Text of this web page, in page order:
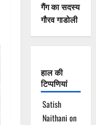
गैंग का सदस्य
गौरव गाडोली
हाल की
टिप्पणियां
Satish
Naithani on